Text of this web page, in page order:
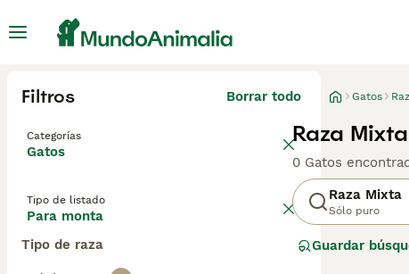
Filtros Borrar todo
Categorías
Gatos
Tipo de listado
Para monta
Tipo de raza
Gatos
Raza
0 Gatos
Raza Mixta
Sólo puro
Guardar